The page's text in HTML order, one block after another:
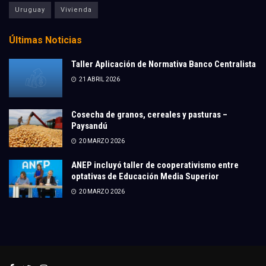
Uruguay Vivienda
Últimas Noticias
Taller Aplicación de Normativa Banco Centralista
21 ABRIL 2026
Cosecha de granos, cereales y pasturas –
Paysandú
20 MARZO 2026
ANEP incluyó taller de cooperativismo entre
optativas de Educación Media Superior
20 MARZO 2026